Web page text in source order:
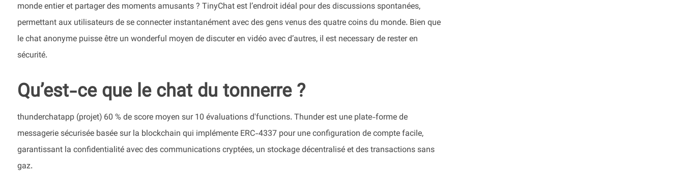
monde entier et partager des moments amusants ? TinyChat est l’endroit idéal pour des discussions spontanées,
permettant aux utilisateurs de se connecter instantanément avec des gens venus des quatre coins du monde. Bien que
le chat anonyme puisse être un wonderful moyen de discuter en vidéo avec d’autres, il est necessary de rester en
sécurité.
Qu’est-ce que le chat du tonnerre ?
thunderchatapp (projet) 60 % de score moyen sur 10 évaluations d'functions. Thunder est une plate-forme de
messagerie sécurisée basée sur la blockchain qui implémente ERC-4337 pour une configuration de compte facile,
garantissant la confidentialité avec des communications cryptées, un stockage décentralisé et des transactions sans
gaz.